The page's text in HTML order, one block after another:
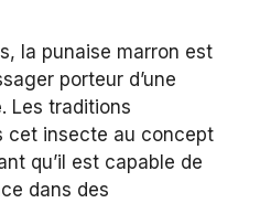
la punaise marron est
porteur d’une
. Les traditions
cet insecte au concept
qu’il est capable de
dans des